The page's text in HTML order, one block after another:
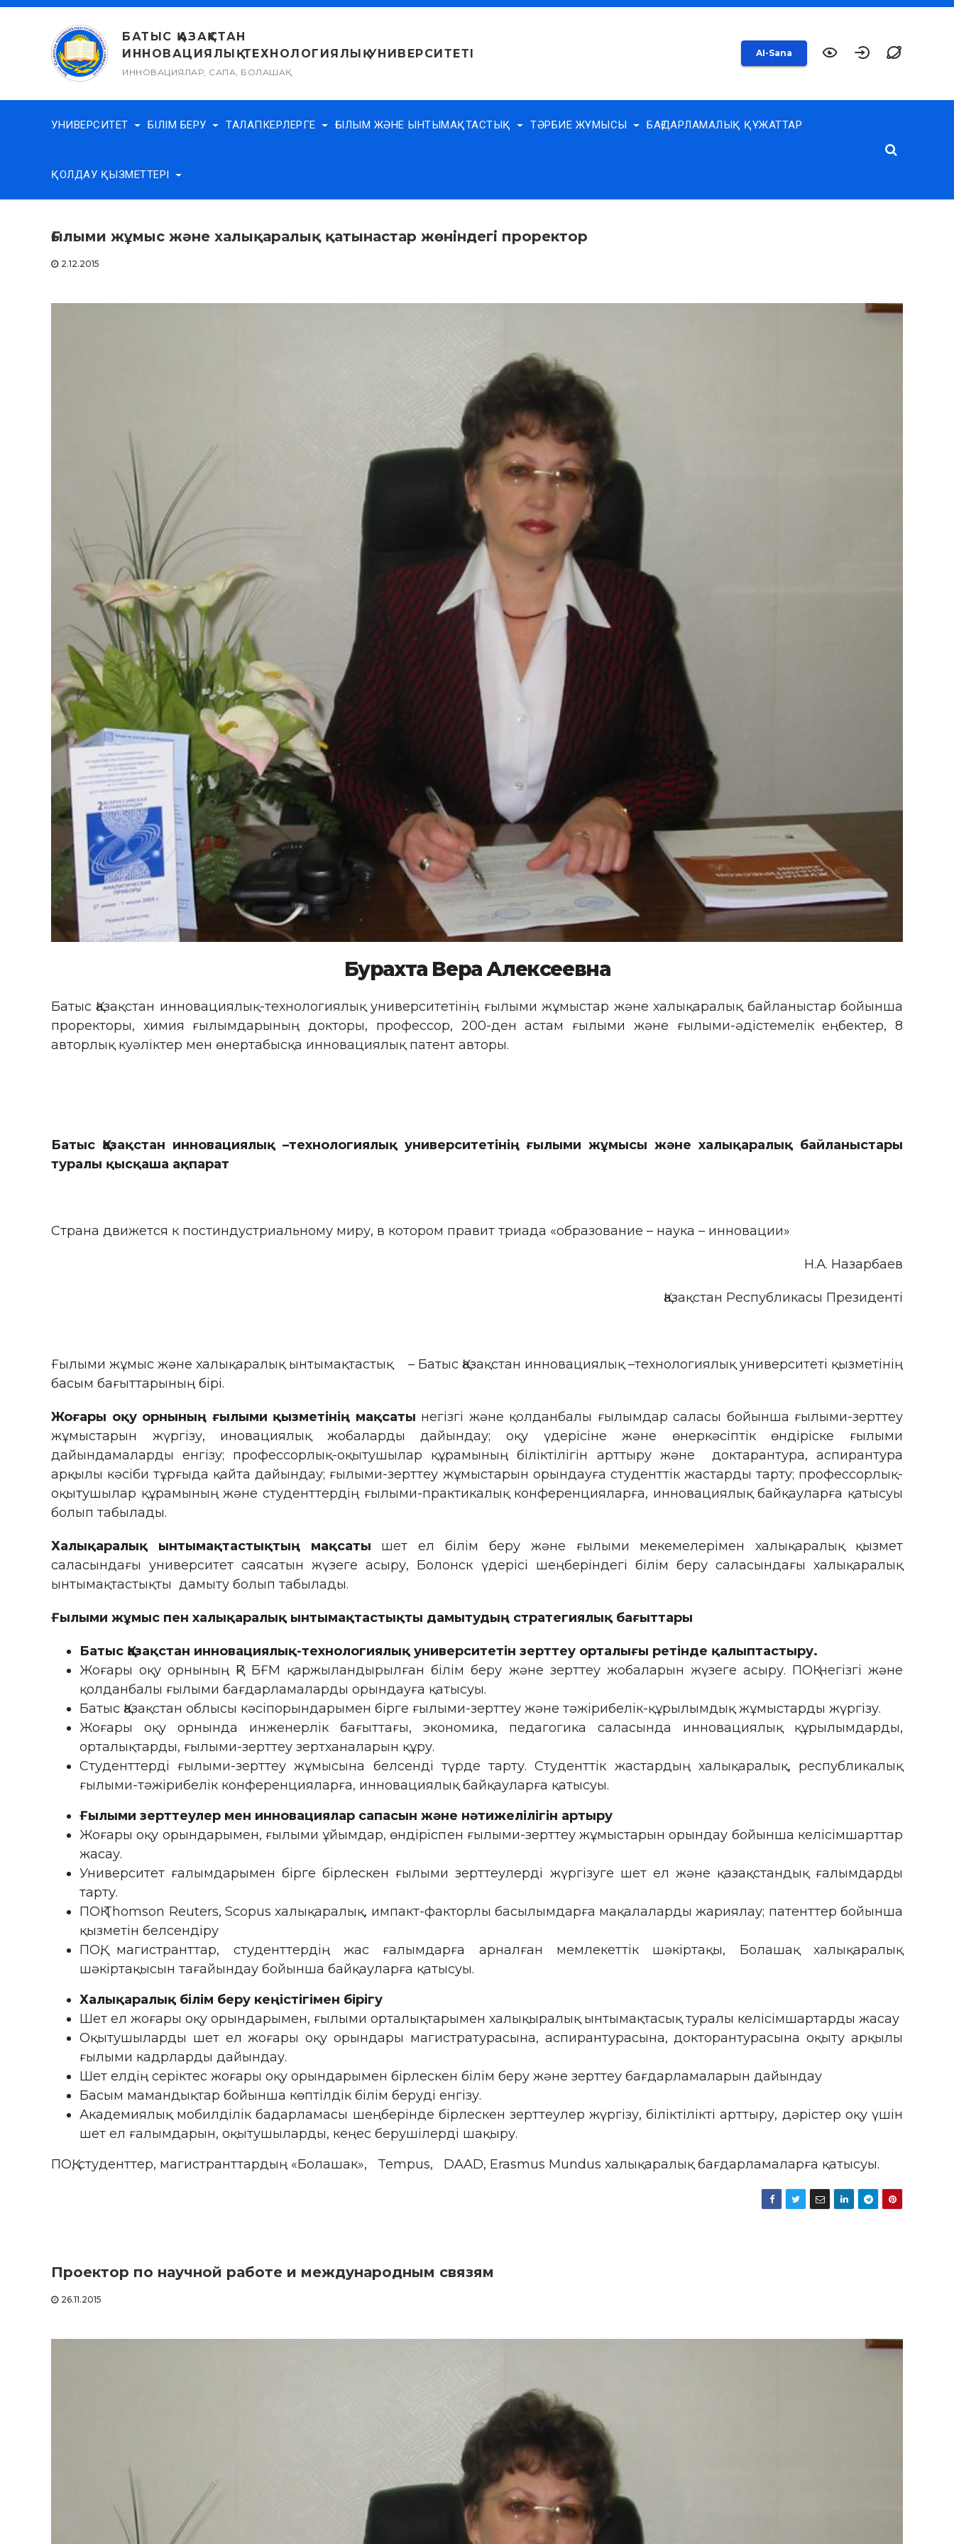
Skip
БАТЫС ҚАЗАҚСТАН
ИННОВАЦИЯЛЫҚ-ТЕХНОЛОГИЯЛЫҚ УНИВЕРСИТЕТІ
ИННОВАЦИЯЛАР, САПА, БОЛАШАҚ
AI-Sana
УНИВЕРСИТЕТ БІЛІМ БЕРУ ТАЛАПКЕРЛЕРГЕ ҒЫЛЫМ ЖӘНЕ ЫНТЫМАҚТАСТЫҚ ТӘРБИЕ ЖҰМЫСЫ БАҒДАРЛАМАЛЫҚ ҚҰЖАТТАР
ҚОЛДАУ ҚЫЗМЕТТЕРІ
Ғылыми жұмыс және халықаралық қатынастар жөніндегі проректор
2.12.2015
Бурахта Вера Алексеевна
Батыс Қазақстан инновациялық-технологиялық университетінің ғылыми жұмыстар және халықаралық байланыстар бойынша
проректоры, химия ғылымдарының докторы, профессор, 200-ден астам ғылыми және ғылыми-әдістемелік еңбектер, 8
авторлық куәліктер мен өнертабысқа инновациялық патент авторы.
Батыс Қазақстан инновациялық –технологиялық университетінің ғылыми жұмысы және халықаралық байланыстары
туралы қысқаша ақпарат
Страна движется к постиндустриальному миру, в котором правит триада «образование – наука – инновации»
Н.А. Назарбаев
Қазақстан Республикасы Президенті
Ғылыми жұмыс және халықаралық ынтымақтастық – Батыс Қазақстан инновациялық –технологиялық университеті қызметінің
басым бағыттарының бірі.
Жоғары оқу орнының ғылыми қызметінің мақсаты негізгі және қолданбалы ғылымдар саласы бойынша ғылыми-зерттеу
жұмыстарын жүргізу, иновациялық жобаларды дайындау; оқу үдерісіне және өнеркәсіптік өндіріске ғылыми
дайындамаларды енгізу; профессорлық-оқытушылар құрамының біліктілігін арттыру және доктарантура, аспирантура
арқылы кәсіби тұрғыда қайта дайындау; ғылыми-зерттеу жұмыстарын орындауға студенттік жастарды тарту; профессорлық-
оқытушылар құрамының және студенттердің ғылыми-практикалық конференцияларға, инновациялық байқауларға қатысуы
болып табылады.
Халықаралық ынтымақтастықтың мақсаты шет ел білім беру және ғылыми мекемелерімен халықаралық қызмет
саласындағы университет саясатын жүзеге асыру, Болонск үдерісі шеңберіндегі білім беру саласындағы халықаралық
ынтымақтастықты дамыту болып табылады.
Ғылыми жұмыс пен халықаралық ынтымақтастықты дамытудың стратегиялық бағыттары
Батыс Қазақстан инновациялық-технологиялық университетін зерттеу орталығы ретінде қалыптастыру.
Жоғары оқу орнының ҚР БҒМ қаржыландырылған білім беру және зерттеу жобаларын жүзеге асыру. ПОҚ негізгі және
қолданбалы ғылыми бағдарламаларды орындауға қатысуы.
Батыс Қазақстан облысы кәсіпорындарымен бірге ғылыми-зерттеу және тәжірибелік-құрылымдық жұмыстарды жүргізу.
Жоғары оқу орнында инженерлік бағыттағы, экономика, педагогика саласында инновациялық құрылымдарды,
орталықтарды, ғылыми-зерттеу зертханаларын құру.
Студенттерді ғылыми-зерттеу жұмысына белсенді түрде тарту. Студенттік жастардың халықаралық, республикалық
ғылыми-тәжірибелік конференцияларға, инновациялық байқауларға қатысуы.
Ғылыми зерттеулер мен инновациялар сапасын және нәтижелілігін артыру
Жоғары оқу орындарымен, ғылыми ұйымдар, өндіріспен ғылыми-зерттеу жұмыстарын орындау бойынша келісімшарттар
жасау.
Университет ғалымдарымен бірге бірлескен ғылыми зерттеулерді жүргізуге шет ел және қазақстандық ғалымдарды
тарту.
ПОҚ Thomson Reuters, Scopus халықаралық, импакт-факторлы басылымдарға мақалаларды жариялау; патенттер бойынша
қызметін белсендіру
ПОҚ, магистранттар, студенттердің жас ғалымдарға арналған мемлекеттік шәкіртақы, Болашақ халықаралық
шәкіртақысын тағайындау бойынша байқауларға қатысуы.
Халықаралық білім беру кеңістігімен бірігу
Шет ел жоғары оқу орындарымен, ғылыми орталықтарымен халықыралық ынтымақтасық туралы келісімшартарды жасау
Оқытушыларды шет ел жоғары оқу орындары магистратурасына, аспирантурасына, докторантурасына оқыту арқылы
ғылыми кадрларды дайындау.
Шет елдің серіктес жоғары оқу орындарымен бірлескен білім беру және зерттеу бағдарламаларын дайындау
Басым мамандықтар бойынша көптілдік білім беруді енгізу.
Академиялық мобилділік бадарламасы шеңберінде бірлескен зерттеулер жүргізу, біліктілікті арттыру, дәрістер оқу үшін
шет ел ғалымдарын, оқытушыларды, кеңес берушілерді шақыру.
ПОҚ, студенттер, магистранттардың «Болашак», Tempus, DAAD, Erasmus Mundus халықаралық бағдарламаларға қатысуы.
Проектор по научной работе и международным связям
26.11.2015